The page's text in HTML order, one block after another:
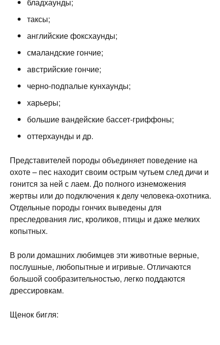
таксы;
английские фоксхаунды;
смаландские гончие;
австрийские гончие;
черно-подпалые кунхаунды;
харьеры;
большие вандейские бассет-гриффоны;
оттерхаунды и др.
Представителей породы объединяет поведение на
охоте – пес находит своим острым чутьем след дичи и
гонится за ней с лаем. До полного изнеможения
жертвы или до подключения к делу человека-охотника.
Отдельные породы гончих выведены для
преследования лис, кроликов, птицы и даже мелких
копытных.
В роли домашних любимцев эти животные верные,
послушные, любопытные и игривые. Отличаются
большой сообразительностью, легко поддаются
дрессировкам.
Щенок бигля: